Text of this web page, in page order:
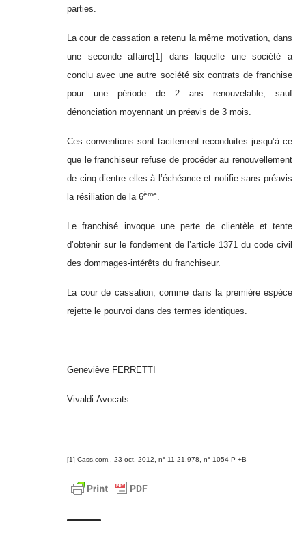
parties.
La cour de cassation a retenu la même motivation, dans
une seconde affaire[1]
dans laquelle une société a
conclu avec une autre société six contrats de franchise
pour une période de 2 ans renouvelable, sauf
dénonciation moyennant un préavis de 3 mois.
Ces conventions sont tacitement reconduites jusqu’à ce
que le franchiseur refuse de procéder au renouvellement
de cinq d’entre elles à l’échéance et notifie sans préavis
la résiliation de la 6ème.
Le franchisé invoque une perte de clientèle et tente
d’obtenir sur le fondement de l’article 1371 du code civil
des dommages-intérêts du franchiseur.
La cour de cassation, comme dans la première espèce
rejette le pourvoi dans des termes identiques.
Geneviève FERRETTI
Vivaldi-Avocats
[1] Cass.com., 23 oct. 2012, n° 11-21.978, n° 1054 P +B